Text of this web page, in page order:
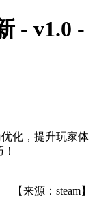
- v1.0 -
化，提升玩家体
【来源：steam】